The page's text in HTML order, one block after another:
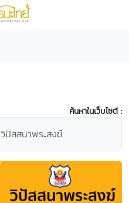
ค้นหาในเว็บไซต์ :
วิปัสสนาพระสงฆ์